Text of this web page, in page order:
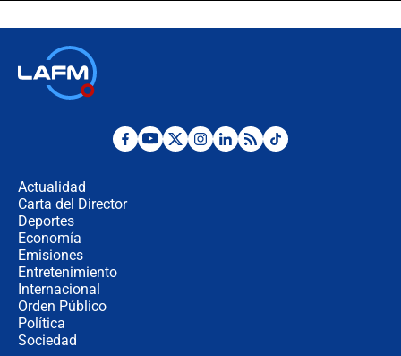
celular? Requisitos, pasos y
Posesión de Abelardo De La Espriella
Actualidad
Carta del Director
Deportes
Economía
Emisiones
Entretenimiento
Internacional
Orden Público
Política
Sociedad